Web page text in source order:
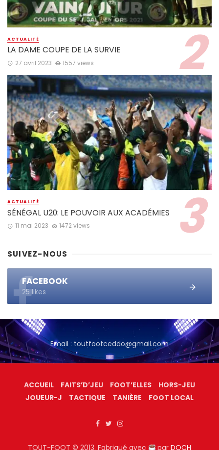
ACTUALITÉ
LA DAME COUPE DE LA SURVIE
27 avril 2023 1557 views
ACTUALITÉ
SÉNÉGAL U20: LE POUVOIR AUX ACADÉMIES
11 mai 2023 1472 views
SUIVEZ-NOUS
FACEBOOK
25 likes
Email : toutfootceddo@gmail.com
ACCUEIL FAITS’D’JEU FOOT’ELLES
HORS-JEU
JOUEUR-J
TACTIQUE TANIÈRE FOOT LOCAL
TOUT-FOOT © 2013. Fabriqué avec parDOCH